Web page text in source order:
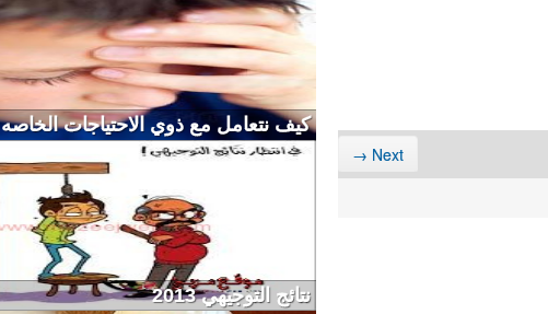
Next →
كيف نتعامل مع ذوي الاحتياجات الخاصه
نتائج التوجيهي 2013